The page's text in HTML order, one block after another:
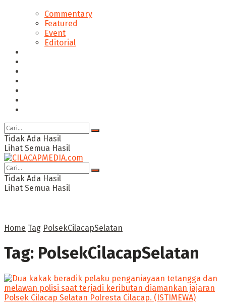
Commentary
Featured
Event
Editorial
Tidak Ada Hasil
Lihat Semua Hasil
Tidak Ada Hasil
Lihat Semua Hasil
Home Tag PolsekCilacapSelatan
Tag: PolsekCilacapSelatan